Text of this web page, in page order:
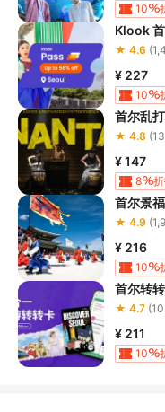
10
Klook
★ 4.6
¥ 227
10
首尔乱
★ 4.8
¥ 147
8
首尔景
★ 4.9
¥ 216
10
首尔转
★ 4.7
¥ 211
10